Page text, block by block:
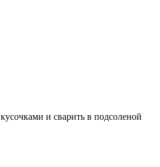
и сварить в подсоленой